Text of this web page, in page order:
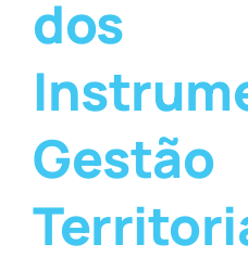
dos
Gestão